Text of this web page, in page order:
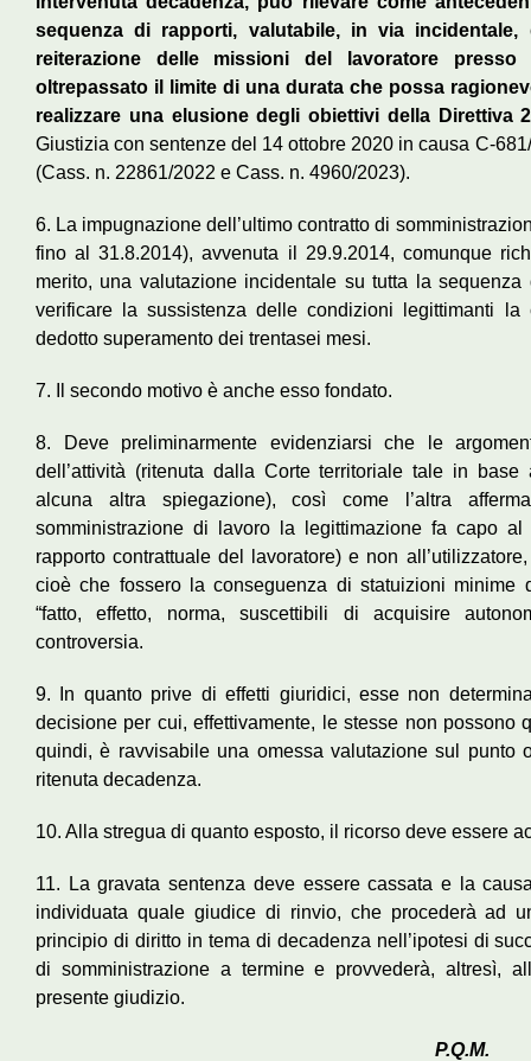
sequenza di rapporti, valutabile, in via
reiterazione delle missioni del lavoratore
oltrepassato il limite di una durata che possa
realizzare una elusione degli obiettivi della Direttiva
Giustizia con sentenze del 14 ottobre 2020 in causa C-
(Cass. n. 22861/2022 e Cass. n. 4960/2023).
6. La impugnazione dell’ultimo contratto di
fino al 31.8.2014), avvenuta il 29.9.2014, comunque
merito, una valutazione incidentale su tutta la
verificare la sussistenza delle condizioni legittimanti
dedotto superamento dei trentasei mesi.
7. Il secondo motivo è anche esso fondato.
8. Deve preliminarmente evidenziarsi che le
dell’attività (ritenuta dalla Corte territoriale tale in base
alcuna altra spiegazione), così come l’altra
somministrazione di lavoro la legittimazione fa capo
rapporto contrattuale del lavoratore) e non
cioè che fossero la conseguenza di statuizioni minime
“fatto, effetto, norma, suscettibili di acquisire
controversia.
9. In quanto prive di effetti giuridici, esse non
decisione per cui, effettivamente, le stesse non possono
quindi, è ravvisabile una omessa valutazione sul punto
ritenuta decadenza.
10. Alla stregua di quanto esposto, il ricorso deve essere
11. La gravata sentenza deve essere cassata e la
individuata quale giudice di rinvio, che procederà ad
principio di diritto in tema di decadenza nell’ipotesi di
di somministrazione a termine e provvederà, altresì,
presente giudizio.
P.Q.M.